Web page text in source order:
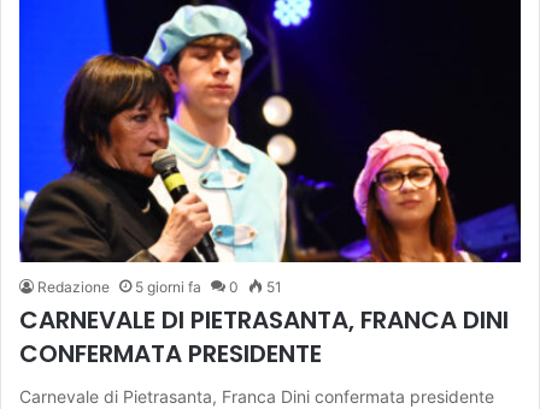
Redazione 5 giorni fa 0 51
CARNEVALE DI PIETRASANTA, FRANCA DINI
CONFERMATA PRESIDENTE
Carnevale di Pietrasanta, Franca Dini confermata presidente